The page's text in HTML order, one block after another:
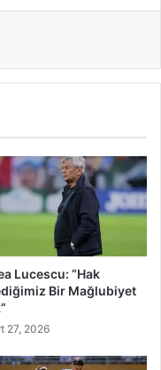
Lucescu: “Hak
Bir Mağlubiyet
27, 2026